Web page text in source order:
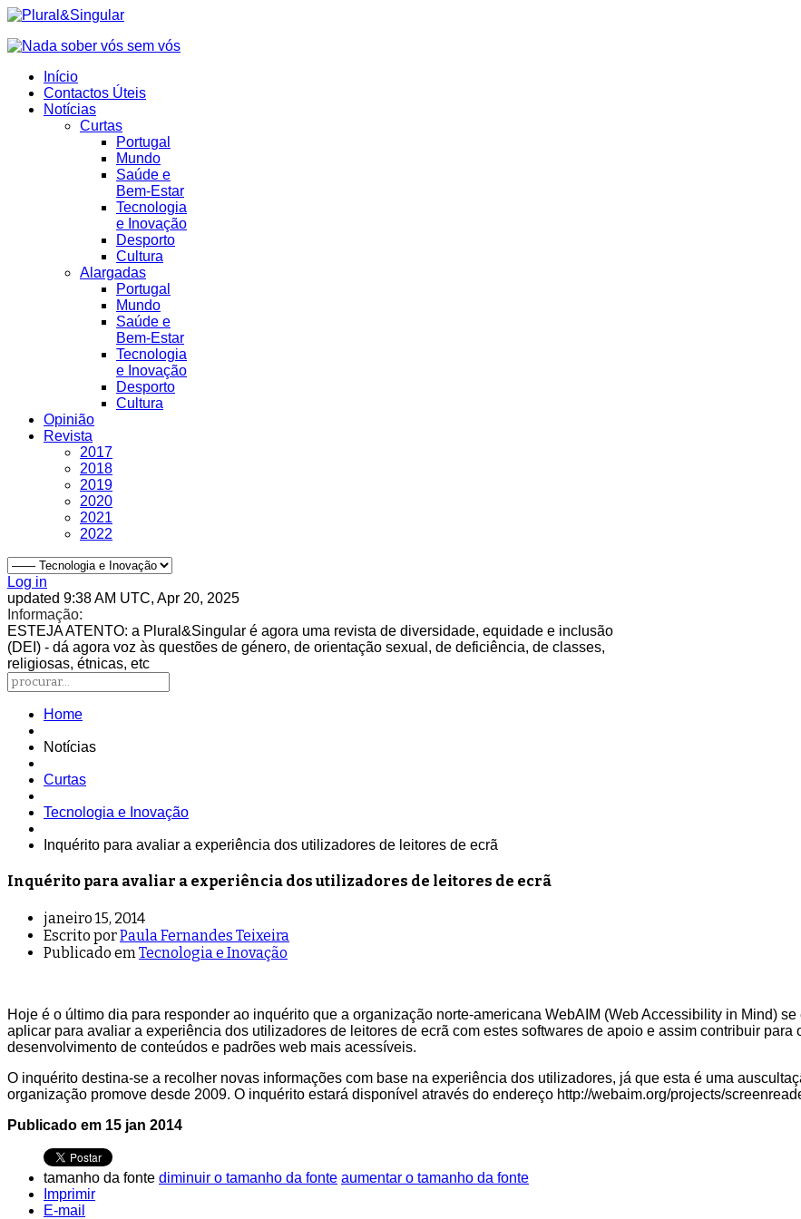
Início
Contactos Úteis
Notícias
Curtas
Portugal
Mundo
Saúde e
Bem-Estar
Tecnologia
e Inovação
Desporto
Cultura
Alargadas
Portugal
Mundo
Saúde e
Bem-Estar
Tecnologia
e Inovação
Desporto
Cultura
Opinião
Revista
2017
2018
2019
2020
2021
2022
Log in
updated 9:38 AM UTC, Apr 20, 2025
Informação:
ESTEJA ATENTO: a Plural&Singular é agora uma revista de diversidade, equidade e inclusão
(DEI) - dá agora voz às questões de género, de orientação sexual, de deficiência, de classes,
religiosas, étnicas, etc
Home
Notícias
Curtas
Tecnologia e Inovação
Inquérito para avaliar a experiência dos utilizadores de leitores de ecrã
Inquérito para avaliar a experiência dos utilizadores de leitores de ecrã
janeiro 15, 2014
Escrito porPaula Fernandes Teixeira
Publicado em Tecnologia e Inovação
Hoje é o último dia para responder ao inquérito que a organização norte-americana WebAIM (Web Accessibility in Mind) se
aplicar para avaliar a experiência dos utilizadores de leitores de ecrã com estes softwares de apoio e assim contribuir para
desenvolvimento de conteúdos e padrões web mais acessíveis.
O inquérito destina-se a recolher novas informações com base na experiência dos utilizadores, já que esta é uma
organização promove desde 2009. O inquérito estará disponível através do endereço http://webaim.org/projects/
Publicado em 15 jan 2014
tamanho da fonte diminuir o tamanho da fonte aumentar o tamanho da fonte
Imprimir
E-mail